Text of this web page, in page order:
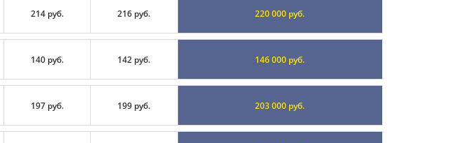
214 руб. 216 руб. 220 000 руб.
140 руб. 142 руб. 146 000 руб.
197 руб. 199 руб. 203 000 руб.